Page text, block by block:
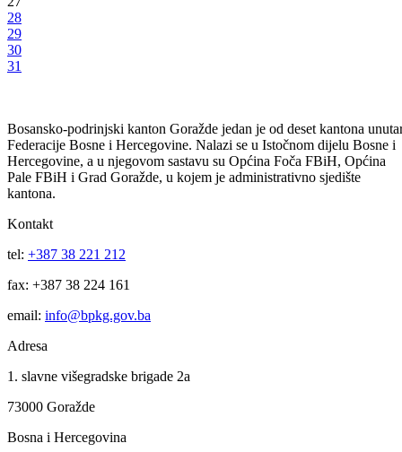
Goražde
Bosansko-podrinjski kanton Goražde po pitanju sigurnosti još uvijek